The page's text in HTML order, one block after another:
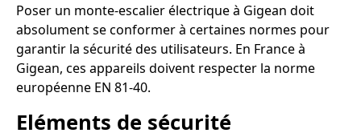
Poser un monte-escalier électrique à Gigean doit
absolument se conformer à certaines normes pour
garantir la sécurité des utilisateurs. En France à
Gigean, ces appareils doivent respecter la norme
européenne EN 81-40.
Eléments de sécurité